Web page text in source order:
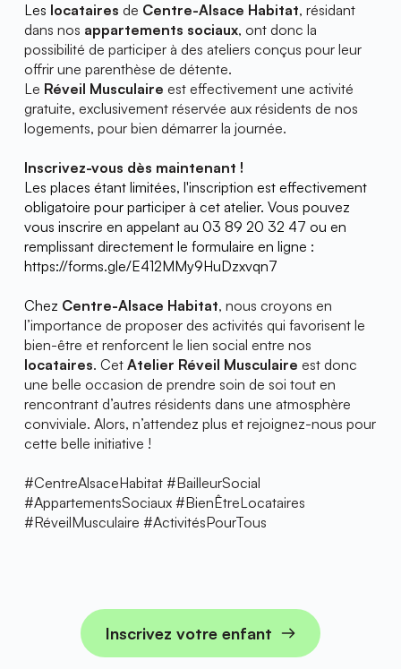
Les locataires de Centre-Alsace Habitat, résidant
dans nos appartements sociaux, ont donc la
possibilité de participer à des ateliers conçus pour leur
offrir une parenthèse de détente.
Le Réveil Musculaire est effectivement une activité
gratuite, exclusivement réservée aux résidents de nos
logements, pour bien démarrer la journée.
Inscrivez-vous dès maintenant !
Les places étant limitées, l'inscription est effectivement
obligatoire pour participer à cet atelier. Vous pouvez
vous inscrire en appelant au 03 89 20 32 47 ou en
https://forms.gle/E412MMy9HuDzxvqn7
Chez Centre-Alsace Habitat, nous croyons en
l’importance de proposer des activités qui favorisent le
locataires. Cet Atelier Réveil Musculaire est donc
une belle occasion de prendre soin de soi tout en
rencontrant d’autres résidents dans une atmosphère
conviviale. Alors, n’attendez plus et rejoignez-nous pour
cette belle initiative !
#CentreAlsaceHabitat #BailleurSocial
#AppartementsSociaux #BienÊtreLocataires
#RéveilMusculaire #ActivitésPourTous
Inscrivez votre enfant